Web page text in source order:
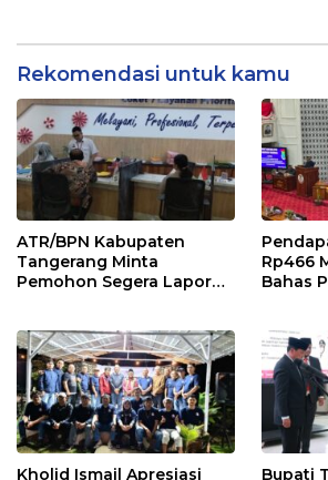
Rekomendasi untuk kamu
ATR/BPN Kabupaten
Tangerang Minta
Pemohon Segera Lapor
Rp466
Bahas
Kholid Ismail Apresiasi
Bupati